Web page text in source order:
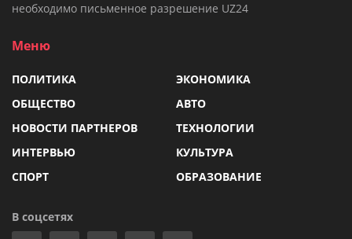
необходимо письменное разрешение UZ24
Меню
ПОЛИТИКА
ЭКОНОМИКА
ОБЩЕСТВО
АВТО
НОВОСТИ ПАРТНЕРОВ
ТЕХНОЛОГИИ
ИНТЕРВЬЮ
КУЛЬТУРА
СПОРТ
ОБРАЗОВАНИЕ
В соцсетях